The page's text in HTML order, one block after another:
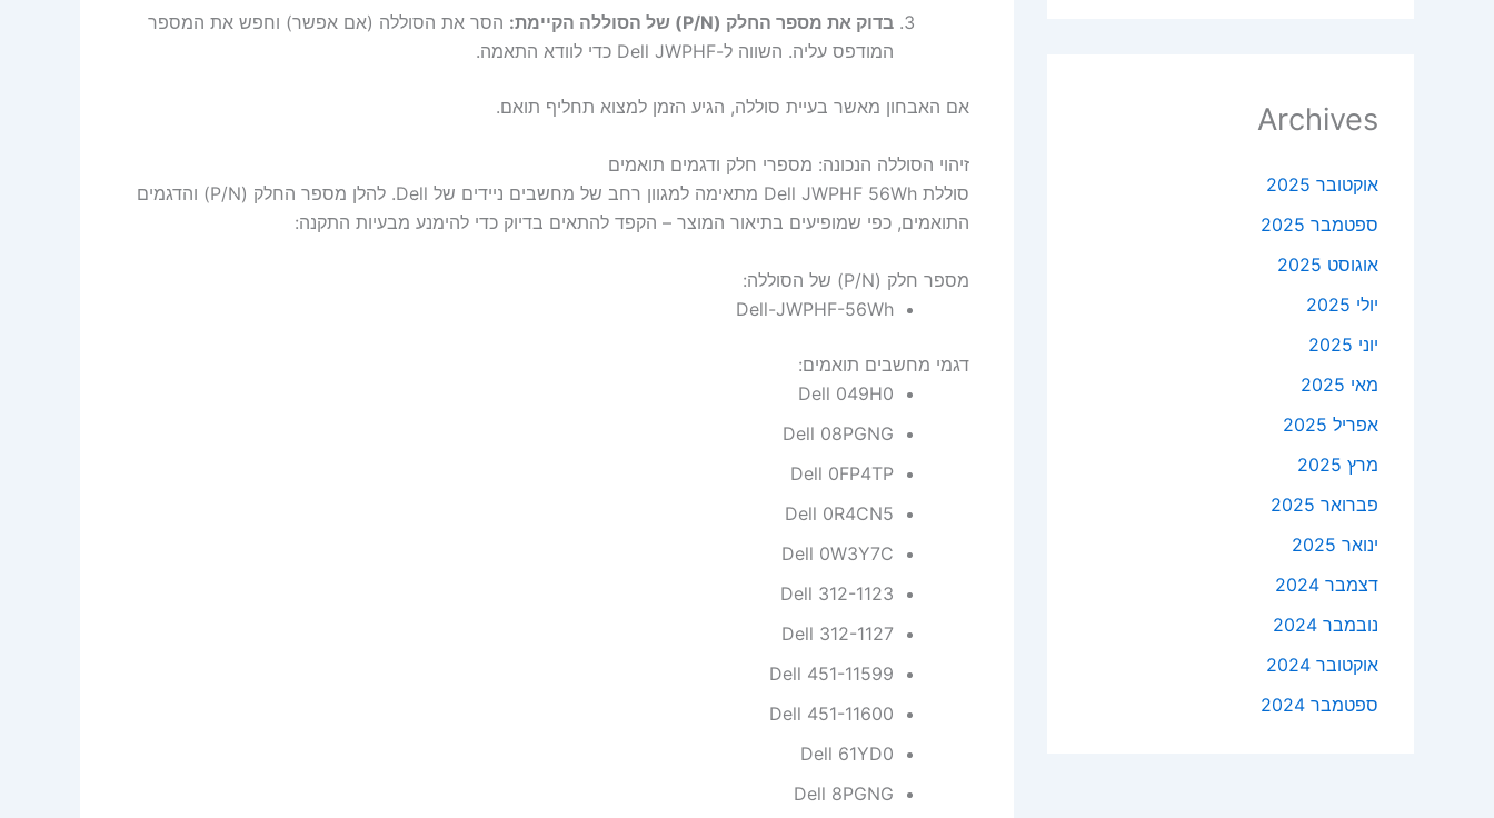
Archives
אוקטובר 2025
ספטמבר 2025
אוגוסט 2025
יולי 2025
יוני 2025
מאי 2025
אפריל 2025
מרץ 2025
פברואר 2025
ינואר 2025
דצמבר 2024
נובמבר 2024
אוקטובר 2024
ספטמבר 2024
בדוק את מספר החלק (P/N) של הסוללה הקיימת:
הסר את הסוללה (אם אפשר) וחפש את המספר
המודפס עליה. השווה ל-Dell JWPHF כדי לוודא התאמה.
אם האבחון מאשר בעיית סוללה, הגיע הזמן למצוא תחליף תואם.
זיהוי הסוללה הנכונה: מספרי חלק ודגמים תואמים
סוללת Dell JWPHF 56Wh מתאימה למגוון רחב של מחשבים ניידים של Dell. להלן מספר החלק (P/N) והדגמים
התואמים, כפי שמופיעים בתיאור המוצר – הקפד להתאים בדיוק כדי להימנע מבעיות התקנה:
מספר חלק (P/N) של הסוללה:
Dell-JWPHF-56Wh
דגמי מחשבים תואמים:
Dell 049H0
Dell 08PGNG
Dell 0FP4TP
Dell 0R4CN5
Dell 0W3Y7C
Dell 312-1123
Dell 312-1127
Dell 451-11599
Dell 451-11600
Dell 61YD0
Dell 8PGNG